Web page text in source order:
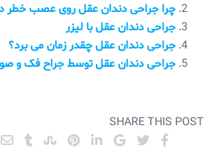
چرا جراحی دندان عقل روی عصب خطر
جراحی دندان عقل با لیزر
جراحی دندان عقل چقدر زمان می برد؟
جراحی دندان عقل توسط جراح فک و
SHARE THIS POST